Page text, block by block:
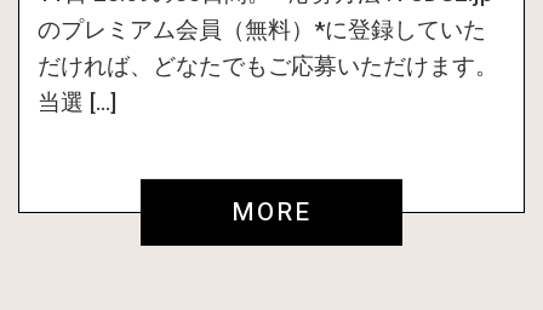
のプレミアム会員（無料）*に登録していた
だければ、どなたでもご応募いただけます。
当選 […]
MORE